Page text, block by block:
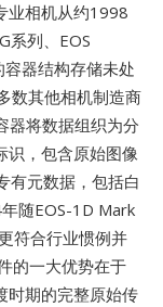
业相机从约1998
列、EOS
器结构存储未处
数其他相机制造商
器将数据组织为分
识，包含原始图像
有元数据，包括白
随EOS-1D Mark
符合行业惯例并
的一大优势在于
时期的完整原始传